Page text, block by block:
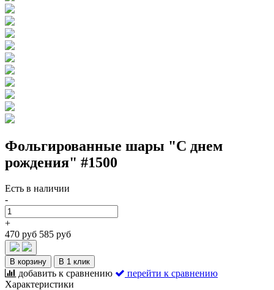
Фольгированные шары "С днем
рождения" #1500
Есть в наличии
-
+
470 руб 585 руб
В корзину В 1 клик
добавить к сравнению
перейти к сравнению
Характеристики